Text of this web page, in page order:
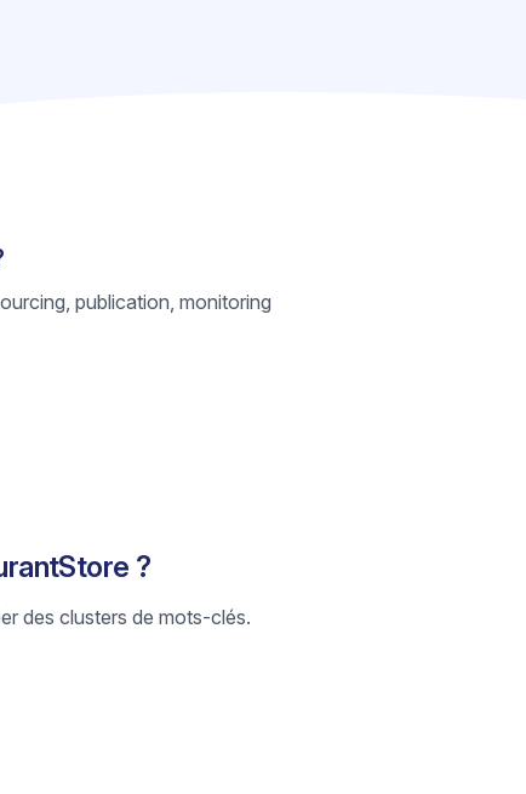
publication, monitoring
?
des clusters de mots-clés.